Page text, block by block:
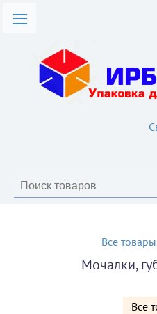
товаров
работы
Все товары
Мочалки,
Все